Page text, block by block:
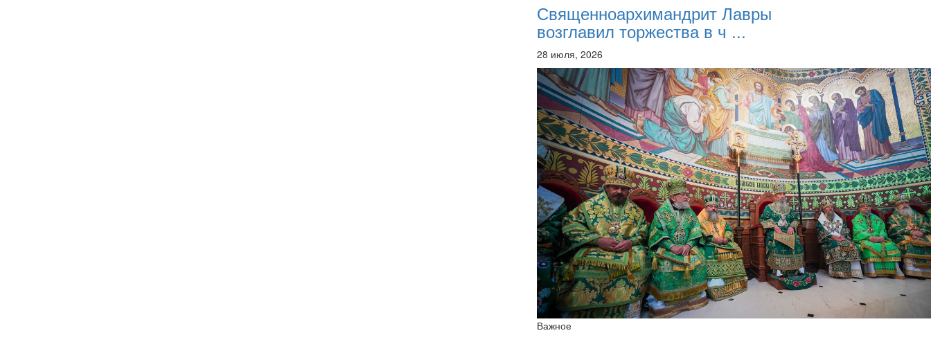
Священноархимандрит Лавры
возглавил торжества в ч ...
28 июля, 2026
Важное